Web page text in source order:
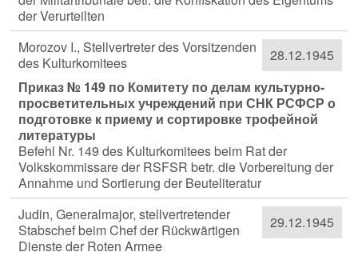
der Verurteilten
28.12.1945
Morozov I., Stellvertreter des Vorsitzenden
des Kulturkomitees
Приказ № 149 по Комитету по делам культурно-
просветительных учреждений при СНК РСФСР о
подготовке к приему и сортировке трофейной
литературы
Befehl Nr. 149 des Kulturkomitees beim Rat der
Volkskommissare der RSFSR betr. die Vorbereitung der
Annahme und Sortierung der Beuteliteratur
29.12.1945
Judin, Generalmajor, stellvertretender
Stabschef beim Chef der Rückwärtigen
Dienste der Roten Armee